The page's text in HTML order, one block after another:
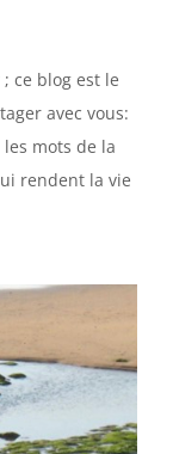
ce blog est le
avec vous:
mots de la
rendent la vie